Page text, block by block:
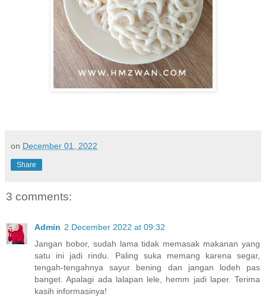
on December 01, 2022
Share
3 comments:
Admin 2 December 2022 at 09:32
Jangan bobor, sudah lama tidak memasak makanan yang
satu ini jadi rindu. Paling suka memang karena segar,
tengah-tengahnya sayur bening dan jangan lodeh pas
banget. Apalagi ada lalapan lele, hemm jadi laper. Terima
kasih informasinya!